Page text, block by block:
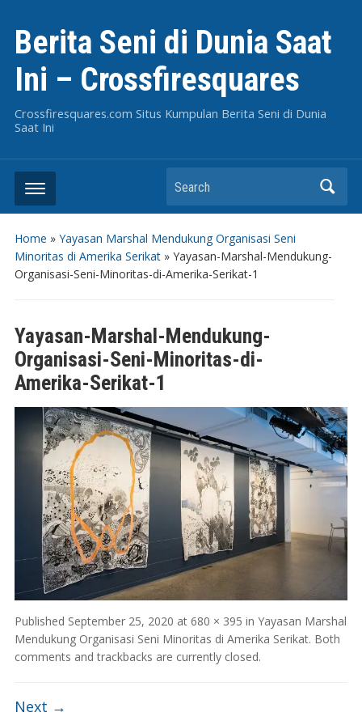
Berita Seni di Dunia Saat
Ini – Crossfiresquares
Crossfiresquares.com Situs Kumpulan Berita Seni di Dunia
Saat Ini
Search
Home » Yayasan Marshal Mendukung Organisasi Seni
Minoritas di Amerika Serikat» Yayasan-Marshal-Mendukung-
Organisasi-Seni-Minoritas-di-Amerika-Serikat-1
Yayasan-Marshal-Mendukung-
Organisasi-Seni-Minoritas-di-
Amerika-Serikat-1
Published September 25, 2020 at 680 × 395 in Yayasan Marshal
Mendukung Organisasi Seni Minoritas di Amerika Serikat. Both
comments and trackbacks are currently closed.
Next →